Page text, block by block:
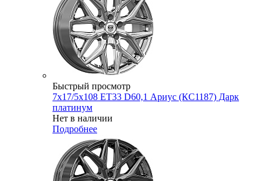
Быстрый просмотр
7x17/5x108 ET33 D60,1 Ариус (КС1187) Дарк
платинум
Нет в наличии
Подробнее